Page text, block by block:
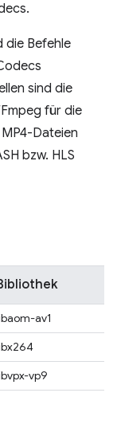
die Befehle
sind die
für die
Dateien
bzw. HLS
av1
vp9